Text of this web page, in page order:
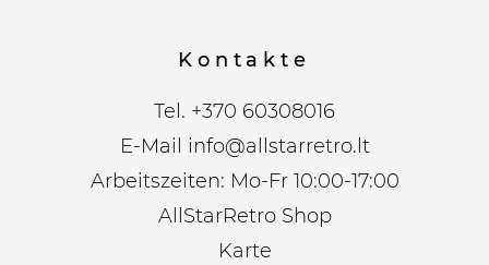
Kontakte
Tel. +370 60308016
E-Mail info@allstarretro.lt
Arbeitszeiten: Mo-Fr 10:00-17:00
AllStarRetro Shop
Karte